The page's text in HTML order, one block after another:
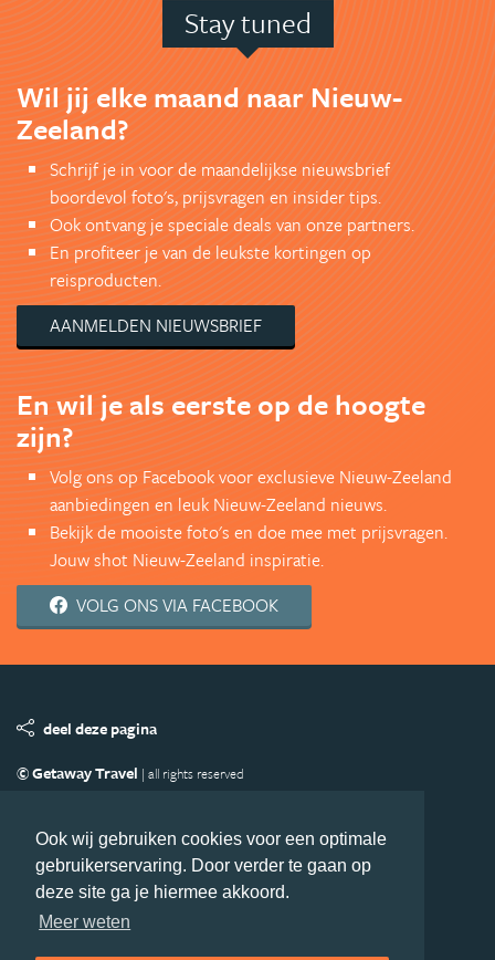
Ook wij gebruiken cookies voor een optimale
gebruikerservaring. Door verder te gaan op
deze site ga je hiermee akkoord.
Meer weten
Stay tuned
Wil jij elke maand naar Nieuw-
Zeeland?
Schrijf je in voor de maandelijkse nieuwsbrief
boordevol foto's, prijsvragen en insider tips.
Ook ontvang je speciale deals van onze partners.
En profiteer je van de leukste kortingen op
reisproducten.
AANMELDEN NIEUWSBRIEF
En wil je als eerste op de hoogte
zijn?
Volg ons op Facebook voor exclusieve Nieuw-Zeeland
aanbiedingen en leuk Nieuw-Zeeland nieuws.
Bekijk de mooiste foto's en doe mee met prijsvragen.
Jouw shot Nieuw-Zeeland inspiratie.
VOLG ONS VIA FACEBOOK
deel deze pagina
© Getaway Travel | all rights reserved
Copyright
Privacy statement Disclaimer
Cookies
Volg Nieuw-Zeeland.nl
Nieuwsbrief
Facebook